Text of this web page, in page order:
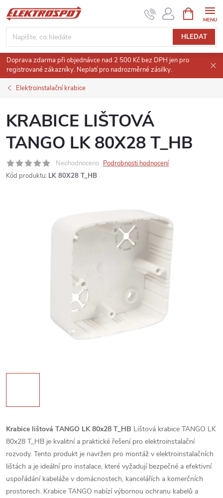
Přejít
na
obsah
HLEDAT
NÁKUPNÍ
KOŠÍK
Doprava zdarma při objednávce nad 2 500 Kč bez DPH jen pro
registrované zákazníky. Neplatí pro nadrozměrné zásilky.
Elektroinstalační krabice
KRABICE LIŠTOVÁ
TANGO LK 80X28 T_HB
Neohodnoceno Podrobnosti hodnocení
Kód produktu: LK 80X28 T_HB
Krabice lištová TANGO LK 80x28 T_HB Lištová krabice TANGO LK
80x28 T_HB je kvalitní a praktické řešení pro elektroinstalační
rozvody. Tento produkt je navržen pro montáž v elektroinstalačních
lištách a je ideální pro instalace, které vyžadují bezpečné a efektivní
uspořádání kabeláže v domácnostech, kancelářích a komerčních
prostorech. Krabice TANGO nabízí výbornou ochranu kabelů a